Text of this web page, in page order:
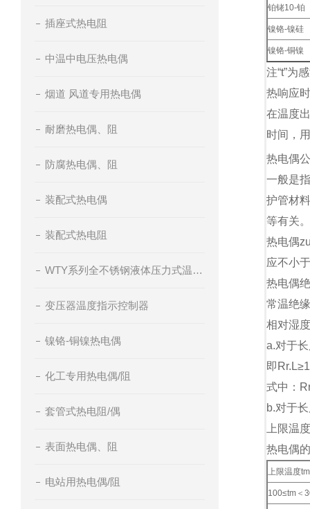
插座式热电阻
中温中电压热电偶
烟道 风道专用热电偶
耐磨热电偶、阻
防腐热电偶、阻
装配式热电偶
装配式热电阻
WTY系列全不锈钢液体压力式温度计
变压器温度指示控制器
镍铬-铜镍热电偶
化工专用热电偶/阻
套管式热电阻/偶
表面热电偶、阻
电站用热电偶/阻
铂铑10-铂
镍铬-镍硅
镍铬-铜镍
注“t”为
热响应
在温度
时间，
热电偶
一般是
护管材
等有关。
热电偶
应不小
热电偶
常温绝
相对湿
a.对于
即
式中：
b.对于
上限
热电偶
上限温度
100≤tm＜